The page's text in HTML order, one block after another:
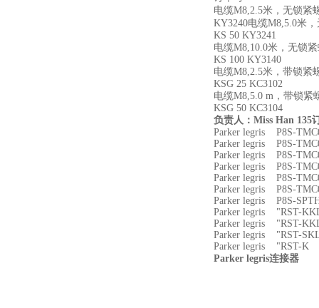
电缆M8,2.5米，无锁紧
KY3240电缆M8,5.0米，
KS 50 KY3241
电缆M8,10.0米，无锁
KS 100 KY3140
电缆M8,2.5米，带锁紧
KSG 25 KC3102
电缆M8,5.0 m ，带锁紧
KSG 50 KC3104
负责人： Miss Han 135
Parker legris P8S-
Parker legris P8S-
Parker legris P8S-
Parker legris P8S-
Parker legris P8S-
Parker legris P8S-
Parker legris P8S-
Parker legris "RST-
Parker legris "RST-
Parker legris "RST-
Parker legris "RST-K
Parker legris连接器